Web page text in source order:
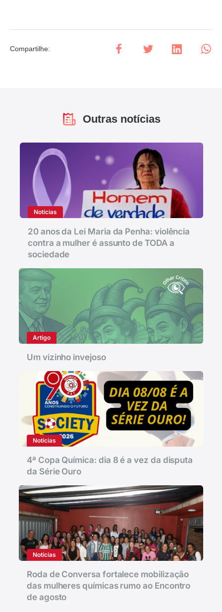
Compartilhe:
Outras notícias
Notícias
20 anos da Lei Maria da Penha: violência
contra a mulher é assunto de TODA a
sociedade
Artigo
Um vizinho invejoso
Notícias
4ª Copa Química: dia 8 é a vez da disputa
da Série Ouro
Notícias
Roda de Conversa fortalece mobilização
das mulheres químicas rumo ao Encontro
de agosto